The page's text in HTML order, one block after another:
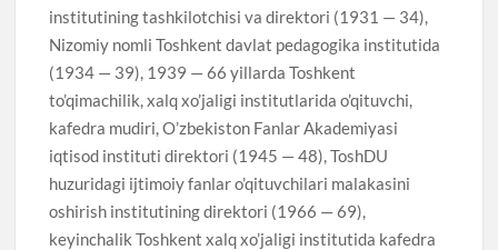
institutining tashkilotchisi va direktori (1931 — 34),
Nizomiy nomli Toshkent davlat pedagogika institutida
(1934 — 39), 1939 — 66 yillarda Toshkent
to’qimachilik, xalq xo’jaligi institutlarida o’qituvchi,
kafedra mudiri, O’zbekiston Fanlar Akademiyasi
iqtisod instituti direktori (1945 — 48), ToshDU
huzuridagi ijtimoiy fanlar o’qituvchilari malakasini
oshirish institutining direktori (1966 — 69),
keyinchalik Toshkent xalq xo’jaligi institutida kafedra